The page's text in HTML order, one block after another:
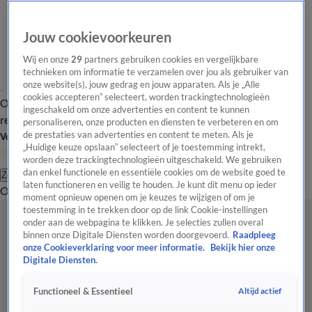
Overzicht Laatste nieuws Regionieuws Het beste van Hart
Tip de
redactie
Volg Hart van Nederland
Zoeken
OverzichtRegioUitzendingenWeerTip de redactiePanelVideo's
Jouw cookievoorkeuren
Wij en onze29 partners gebruiken cookies en vergelijkbare
technieken om informatie te verzamelen over jou als gebruiker van
onze website(s), jouw gedrag en jouw apparaten. Als je „Alle
cookies accepteren” selecteert, worden trackingtechnologieën
ingeschakeld om onze advertenties en content te kunnen
personaliseren, onze producten en diensten te verbeteren en om
de prestaties van advertenties en content te meten. Als je
„Huidige keuze opslaan” selecteert of je toestemming intrekt,
worden deze trackingtechnologieën uitgeschakeld. We gebruiken
dan enkel functionele en essentiële cookies om de website goed te
laten functioneren en veilig te houden. Je kunt dit menu op ieder
moment opnieuw openen om je keuzes te wijzigen of om je
toestemming in te trekken door op de link Cookie-instellingen
onder aan de webpagina te klikken. Je selecties zullen overal
binnen onze Digitale Diensten worden doorgevoerd. Raadpleeg
onze Cookieverklaring voor meer informatie.
Bekijk hier onze
Digitale Diensten.
Functioneel & Essentieel Altijd actief